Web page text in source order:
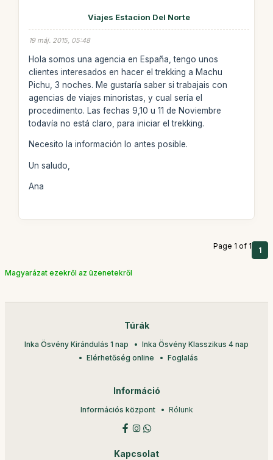
Viajes Estacion Del Norte
19 máj. 2015, 05:48
Hola somos una agencia en España, tengo unos
clientes interesados en hacer el trekking a Machu
Pichu, 3 noches. Me gustaría saber si trabajais con
agencias de viajes minoristas, y cual sería el
procedimento. Las fechas 9,10 u 11 de Noviembre
todavía no está claro, para iniciar el trekking.
Necesito la información lo antes posible.
Un saludo,
Ana
Page 1 of 1 1
Magyarázat ezekről az üzenetekről
Túrák
Inka Ösvény Kirándulás 1 nap
Inka Ösvény Klasszikus 4 nap
Elérhetőség online
Foglalás
Információ
Információs központ Rólunk
Kapcsolat